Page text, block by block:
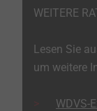
WEITERE
Lesen Sie
um weitere
WDVS-